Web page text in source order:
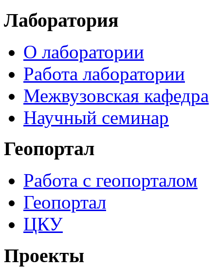
Лаборатория
О лаборатории
Работа лаборатории
Межвузовская кафедра
Научный семинар
Геопортал
Работа с геопорталом
Геопортал
ЦКУ
Проекты